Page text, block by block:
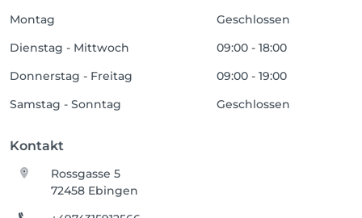
Montag
Geschlossen
Dienstag - Mittwoch
09:00 - 18:00
Donnerstag - Freitag
09:00 - 19:00
Samstag - Sonntag
Geschlossen
Kontakt
Rossgasse 5
72458 Ebingen